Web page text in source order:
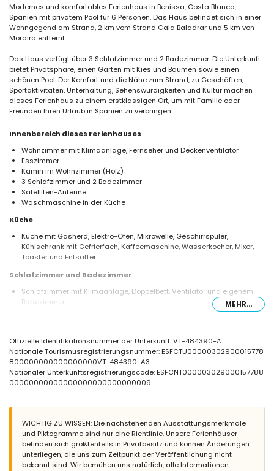
Modernes und komfortables Ferienhaus in Benissa, Costa Blanca,
Spanien mit privatem Pool für 6 Personen. Das Haus befindet sich in einer
Wohngegend am Strand, 2 km vom Strand Cala Baladrar und 5 km von
Moraira entfernt.
Das Haus verfügt über 3 Schlafzimmer und 2 Badezimmer. Die Unterkunft
bietet Privatsphäre, einen Garten mit Kies und Bäumen sowie einen
schönen Pool. Der Komfort und die Nähe zum Strand, zu Geschäften,
Sportaktivitäten, Unterhaltung, Sehenswürdigkeiten und Kultur machen
dieses Ferienhaus zu einem erstklassigen Ort, um mit Familie oder
Freunden Ihren Urlaub in Spanien zu verbringen.
Innenbereich dieses Ferienhauses
Wohnzimmer mit Klimaanlage, Fernseher und Deckenventilator
Esszimmer
Kamin im Wohnzimmer (Holz)
3 Schlafzimmer und 2 Badezimmer
Satelliten-Antenne
Waschmaschine in der Küche
Küche
Küche mit Gasherd, Elektro-Ofen, Mikrowelle, Geschirrspüler,
Kühlschrank mit Gefrierfach, Kaffeemaschine, Wasserkocher, Mixer,
Toaster und Entsafter
Schlafzimmer und Badezimmer
Schlafzimmer mit Klimaanlage, Doppelbett, Ventilator und eigenem
Badezimmer
Duschkombination und Toilette
Badezimmer mit Einzelwaschbecken, Dusche und Toilette
Außenbereich dieses Ferienhauses
Umzäuntes Grundstück
Garten mit Kies, Bäumen und Gartenmöbeln mit Sonnenliegen
2 Wintergärten
Grill
Sitzbereich im Freien und Essbereich im Freien
Privater Parkplatz
Weitere Informationen
MEHR...
Offizielle Identifikationsnummer der Unterkunft: VT-484390-A
Nationale Tourismusregistrierungsnummer: ESFCTU00000302900015778
800000000000000000VT-484390-A3
Nationaler Unterkunftsregistrierungscode: ESFCNT000003029000157788
00000000000000000000000000009
WICHTIG ZU WISSEN: Die nachstehenden Ausstattungsmerkmale
und Piktogramme sind nur eine Richtlinie. Unsere Ferienhäuser
befinden sich größtenteils in Privatbesitz und können Änderungen
unterliegen, die uns zum Zeitpunkt der Veröffentlichung nicht
bekannt sind. Wir bemühen uns natürlich, alle Informationen